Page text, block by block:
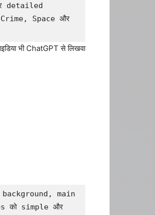
detailed
Space और
भी ChatGPT से लिखवा
main
simple और